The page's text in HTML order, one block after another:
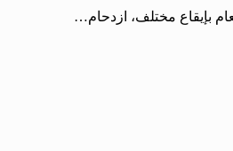
بإيقاع مختلف، ازدحام…